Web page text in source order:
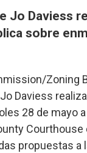
Jo Daviess
sobre
Zoning
Daviess
28 de mayo
Courthouse
propuestas a